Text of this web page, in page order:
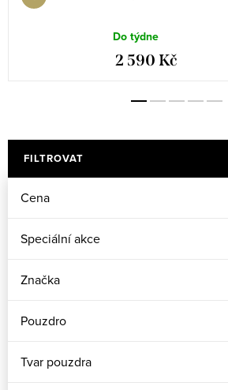
Do týdne
2 590 Kč
FILTROVAT
Cena
Speciální akce
Značka
Pouzdro
Tvar pouzdra